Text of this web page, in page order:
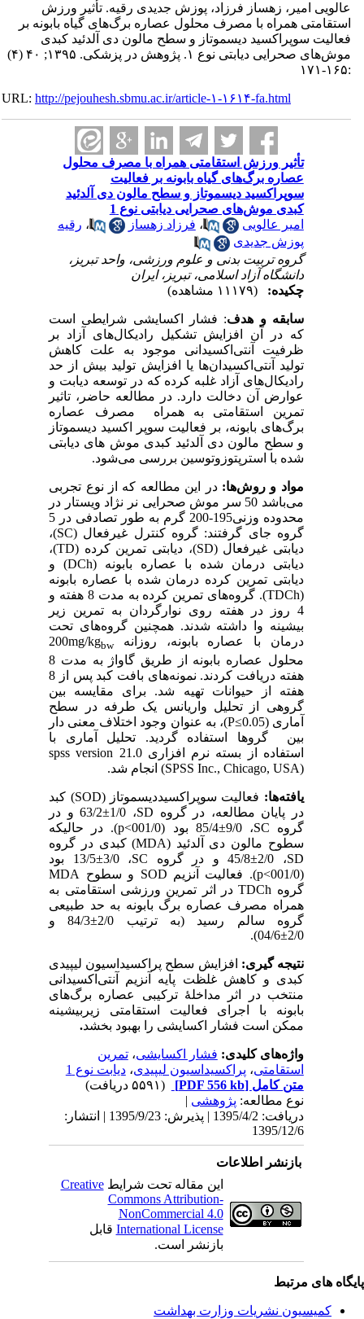
عالویی امیر، زهساز فرزاد، پوزش جدیدی رقیه. تأثیر ورزش
استقامتی همراه با مصرف محلول عصاره برگ‌های گیاه بابونه بر
فعالیت سوپراکسید دیسموتاز و سطح مالون دی آلدئید کبدی
موش‌های صحرایی دیابتی نوع ۱. پژوهش در پزشکی. ۱۳۹۵; ۴۰ (۴)
URL:http://pejouhesh.sbmu.ac.ir/article-۱-۱۶۱۴-fa.html
تأثیر ورزش استقامتی همراه با مصرف محلول
عصاره برگ‌های گیاه بابونه بر فعالیت
سوپراکسید دیسموتاز و سطح مالون دی آلدئید
کبدی موش‌های صحرایی دیابتی نوع 1
امیر عالویی
،فرزاد زهساز ،رقیه
پوزش جدیدی
گروه تربیت بدنی و علوم ورزشی، واحد تبریز،
دانشگاه آزاد اسلامی، تبریز، ایران
چکیده:
سابقه و هدف: فشار اکسایشی شرایطی است
که در آن افزایش تشکیل رادیکال‌های آزاد بر
ظرفیت آنتی‌اکسیدانی موجود به علت کاهش
تولید آنتی‌اکسیدان‌ها یا افزایش تولید بیش از حد
رادیکال‌های آزاد غلبه کرده که در توسعه دیابت و
عوارض آن دخالت دارد. در مطالعه حاضر، تاثیر
تمرین استقامتی به همراه مصرف عصاره
برگ‌های بابونه، بر فعالیت سوپر اکسید دیسموتاز
و سطح مالون دی آلدئید کبدی موش های دیابتی
شده با استرپتوزوتوسین بررسی می‌شود.
مواد و روش‌ها:در این مطالعه که از نوع تجربی
می‌باشد 50 سر موش صحرایی نر نژاد ویستار در
محدوده وزنی195-200 گرم به طور تصادفی در 5
گروه جای گرفتند: گروه کنترل غیرفعال ( SC)،
دیابتی غیرفعال ( SD)، دیابتی تمرین کرده ( TD)،
دیابتی درمان شده با عصاره بابونه (
DCh) و
دیابتی تمرین کرده درمان شده با عصاره بابونه
TDCh
). گروه‌های تمرین کرده به مدت 8 هفته و
4 روز در هفته روی نوارگردان به تمرین زیر
بیشینه وا داشته شدند. همچنین گروه‌های تحت
درمان با عصاره بابونه، روزانه
mg/kgbw
200
محلول عصاره بابونه از طریق گاواژ به مدت 8
هفته دریافت کردند. نمونه‌های بافت کبد پس از 8
هفته از حیوانات تهیه شد. برای مقایسه بین
گروهی از تحلیل واریانس یک طرفه در سطح
آماری (0.05≥
P)، به عنوان وجود اختلاف معنی دار
بین گروها استفاده گردید. تحلیل آماری با
استفاده از بسته نرم افزاریspss version 21.0
SPSS Inc., Chicago, USA) انجام شد.
یافته‌ها:فعالیت سوپراکسیددیسموتاز ( SOD) کبد
در پایان مطالعه، در گروهSD
، 1/0±63/2 و در
گروهSC، 9/0±85/4 بود (001/0> p). در حالیکه
سطوح مالون دی آلدئید ( MDA) کبدی در گروه
SD، 2/0±45/8 و در گروه SC
، 3/0±13/5 بود
p). فعالیت آنزیمSODو سطوحMDA
گروهTDChدر اثر تمرین ورزشی استقامتی به
همراه مصرف عصاره برگ بابونه به حد طبیعی
گروه سالم رسید (به ترتیب 2/0±84/3 و
2/0±04/6).
نتیجه گیری:افزایش سطح پراکسیداسیون لیپیدی
کبدی و کاهش غلظت پایه آنزیم آنتی‌اکسیدانی
منتخب در اثر مداخلۀ ترکیبی عصاره برگهای
بابونه با اجرای فعالیت استقامتی زیربیشینه
ممکن است فشار اکسایشی را بهبود بخشد.
واژه‌های کلیدی:فشار اکسایشی،تمرین
استقامتی،پراکسیداسیون لیپیدی،دیابت نوع 1
متن کامل[PDF 556 kb]
نوع مطالعه:پژوهشی|
دریافت: 1395/4/2 | پذیرش: 1395/9/23 | انتشار:
1395/12/6
بازنشر اطلاعات
این مقاله تحت شرایطCreative
Commons Attribution-
NonCommercial 4.0
International Licenseقابل
بازنشر است.
های مرتبط
کمیسیون نشریات وزارت بهداشت